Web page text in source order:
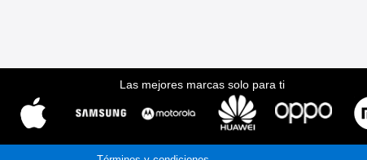
Las mejores marcas solo para ti